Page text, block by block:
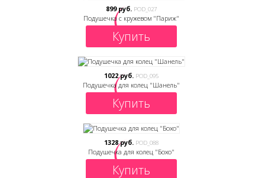
899 руб. POD_027
Подушечка с кружевом "Париж"
Купить
1022 руб. POD_095
Подушечка для колец "Шанель"
Купить
1328 руб. POD_088
Подушечка для колец "Бохо"
Купить